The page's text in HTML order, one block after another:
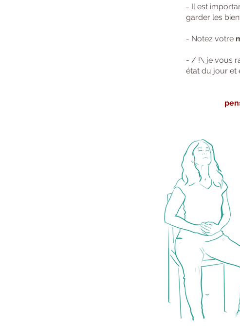
- Il est
garder les
- Notez votre
- / !\ je vous
état du jour et